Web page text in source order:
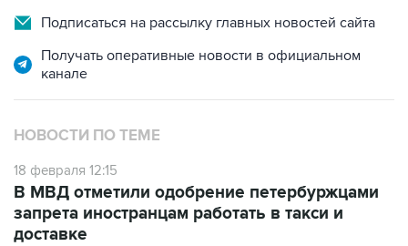
Подписаться на рассылку главных новостей сайта
Получать оперативные новости в официальном
канале
НОВОСТИ ПО ТЕМЕ
18 февраля 12:15
В МВД отметили одобрение петербуржцами
запрета иностранцам работать в такси и
доставке